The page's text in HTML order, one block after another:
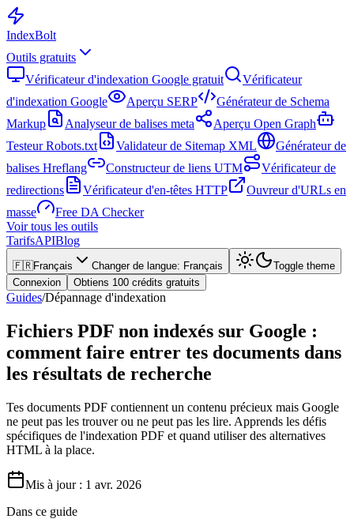
IndexBolt
Outils gratuits
Vérificateur d'indexation Google gratuit
Vérificateur
d'indexation Google
Aperçu SERP
Générateur de Schema
Markup
Analyseur de balises meta
Aperçu Open Graph
Testeur Robots.txt
Validateur de Sitemap XML
Générateur de
balises Hreflang
Constructeur de liens UTM
Vérificateur de
redirections
Vérificateur d'en-têtes HTTP
Ouvreur d'URLs en
masse
Free DA Checker
Voir tous les outils
TarifsAPIBlog
🇫🇷Français Changer de langue: Français
Toggle theme
Connexion
Obtiens 100 crédits gratuits
Guides/Dépannage d'indexation
Fichiers PDF non indexés sur Google :
comment faire entrer tes documents dans
les résultats de recherche
Tes documents PDF contiennent un contenu précieux mais Google
ne peut pas les trouver ou ne peut pas les lire. Apprends les défis
spécifiques de l'indexation PDF et quand utiliser des alternatives
HTML à la place.
Mis à jour : 1 avr. 2026
Dans ce guide